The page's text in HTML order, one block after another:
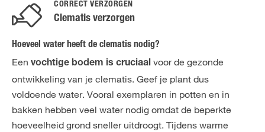
CORRECT VERZORGEN
Clematis verzorgen
Hoeveel water heeft de clematis nodig?
Een vochtige bodem is cruciaal voor de gezonde
ontwikkeling van je clematis. Geef je plant dus
voldoende water. Vooral exemplaren in potten en in
bakken hebben veel water nodig omdat de beperkte
hoeveelheid grond sneller uitdroogt. Tijdens warme